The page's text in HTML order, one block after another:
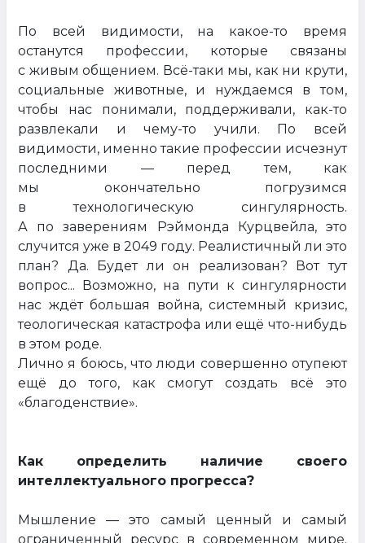
По всей видимости, на какое-то время
останутся профессии, которые связаны
с живым общением. Всё-таки мы, как ни крути,
социальные животные, и нуждаемся в том,
чтобы нас понимали, поддерживали, как-то
развлекали и чему-то учили. По всей
видимости, именно такие профессии исчезнут
последними — перед тем, как
мы окончательно погрузимся
в технологическую сингулярность.
А по заверениям Рэймонда Курцвейла, это
случится уже в 2049 году. Реалистичный ли это
план? Да. Будет ли он реализован? Вот тут
вопрос... Возможно, на пути к сингулярности
нас ждёт большая война, системный кризис,
теологическая катастрофа или ещё что-нибудь
в этом роде.
Лично я боюсь, что люди совершенно отупеют
ещё до того, как смогут создать всё это
«благоденствие».
Как определить наличие своего
интеллектуального прогресса?
Мышление — это самый ценный и самый
ограниченный ресурс в современном мире.